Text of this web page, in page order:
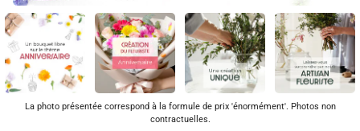
La photo présentée correspond à la formule de prix 'énormément'. Photos non
contractuelles.